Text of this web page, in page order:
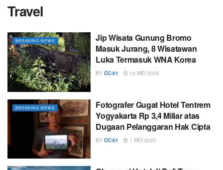
Travel
BREAKING NEWS
Jip Wisata Gunung Bromo
Masuk Jurang, 8 Wisatawan
Luka Termasuk WNA Korea
BY CC-01 13 MEI 2025
BREAKING NEWS
Fotografer Gugat Hotel Tentrem
Yogyakarta Rp 3,4 Miliar atas
Dugaan Pelanggaran Hak Cipta
BY CC-01 1 MEI 2025